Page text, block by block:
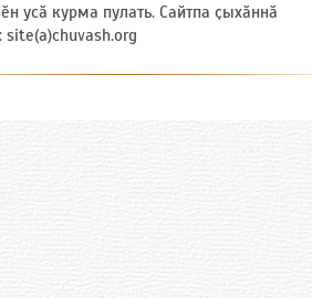
усӑ курма пулать. Сайтпа ҫыхӑннӑ
site(a)chuvash.org